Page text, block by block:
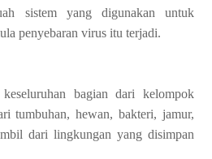
sistem yang digunakan untuk
penyebaran virus itu terjadi.
bagian dari kelompok
tumbuhan, hewan, bakteri, jamur,
dari lingkungan yang disimpan